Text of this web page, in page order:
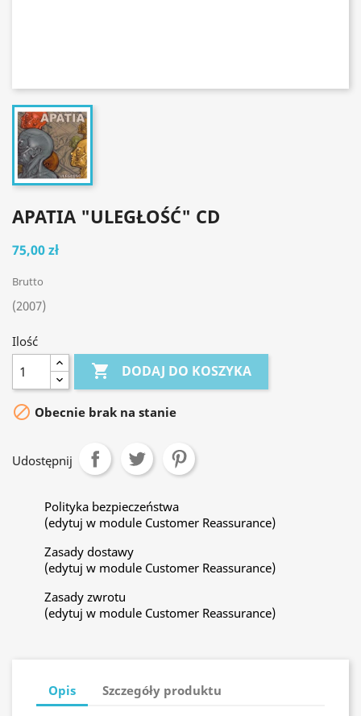
APATIA "ULEGŁOŚĆ" CD
75,00 zł
Brutto
(2007)
Ilość
 DODAJ DO KOSZYKA
 Obecnie brak na stanie
Udostępnij
Polityka bezpieczeństwa
(edytuj w module Customer Reassurance)
Zasady dostawy
(edytuj w module Customer Reassurance)
Zasady zwrotu
(edytuj w module Customer Reassurance)
Opis Szczegóły produktu